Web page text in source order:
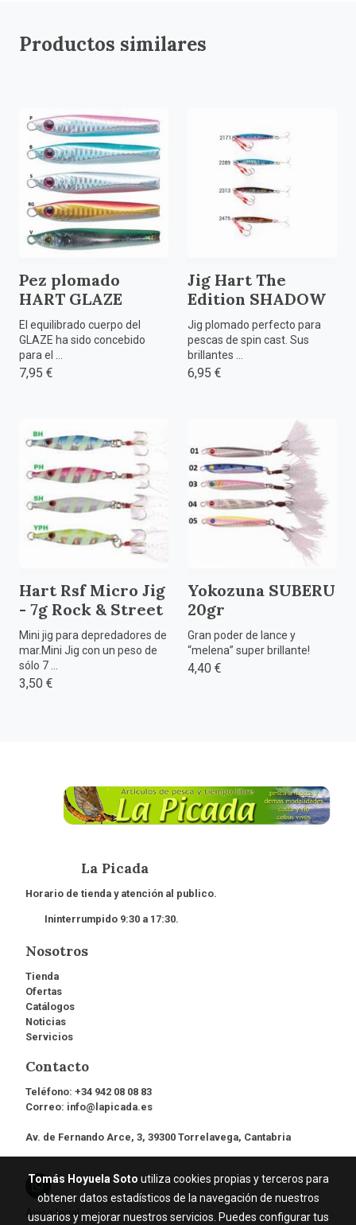
Productos similares
Pez plomado
HART GLAZE
El equilibrado cuerpo del
GLAZE ha sido concebido
para el ...
7,95 €
Jig Hart The
Edition SHADOW
Jig plomado perfecto para
pescas de spin cast. Sus
brillantes ...
6,95 €
Hart Rsf Micro Jig
- 7g Rock & Street
Mini jig para depredadores de
mar.Mini Jig con un peso de
sólo 7 ...
3,50 €
Yokozuna SUBERU
20gr
Gran poder de lance y
“melena” super brillante!
4,40 €
La Picada
Horario de tienda y atención al publico.
Ininterrumpido 9:30 a 17:30.
Nosotros
Tienda
Ofertas
Catálogos
Noticias
Servicios
Contacto
Teléfono: +34 942 08 08 83
Correo: info@lapicada.es
Av. de Fernando Arce, 3, 39300 Torrelavega, Cantabria
Aviso legal
Tomás Hoyuela Soto utiliza cookies propias y terceros para
obtener datos estadísticos de la navegación de nuestros
usuarios y mejorar nuestros servicios. Puedes configurar tus